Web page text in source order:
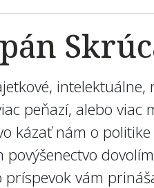
intelektuálne,
peňazí, alebo viac
kázať nám o
príspevok vám